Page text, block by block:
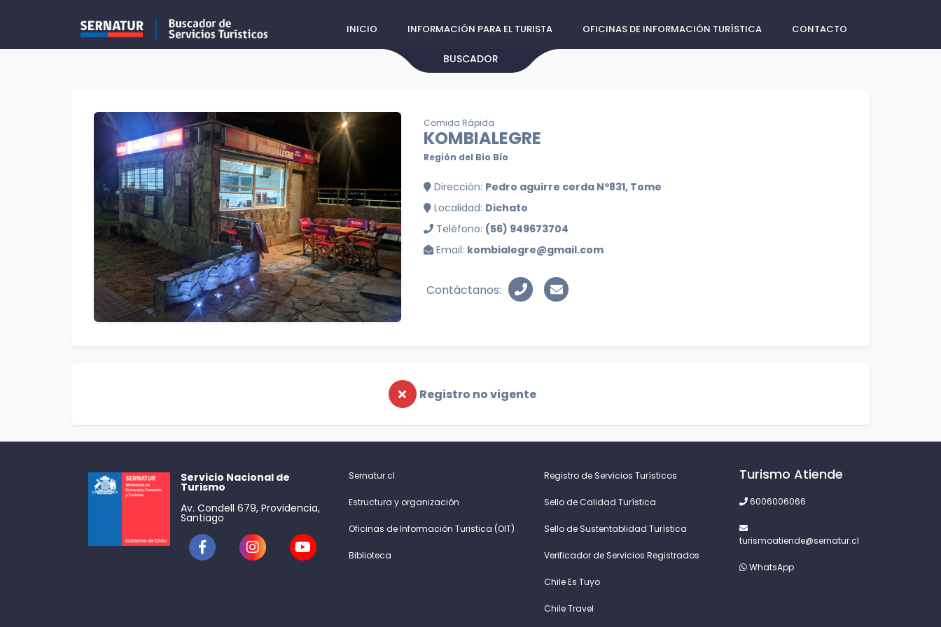
INICIO INFORMACIÓN PARA EL TURISTA OFICINAS DE INFORMACIÓN TURÍSTICA CONTACTO
BUSCADOR
Comida Rápida
KOMBIALEGRE
Región del Bio Bío
Dirección: Pedro aguirre cerda Nº831, Tome
Localidad: Dichato
Teléfono: (56) 949673704
Email: kombialegre@gmail.com
Contáctanos:
Registro no vigente
Servicio Nacional de
Turismo
Av. Condell 679, Providencia,
Santiago
Sernatur.cl
Estructura y organización
Oficinas de Información Turistica (OIT)
Biblioteca
Registro de Servicios Turísticos
Sello de Calidad Turística
Sello de Sustentablidad Turística
Verificador de Servicios Registrados
Chile Es Tuyo
Chile Travel
Turismo Atiende
6006006066
turismoatiende@sernatur.cl
WhatsApp